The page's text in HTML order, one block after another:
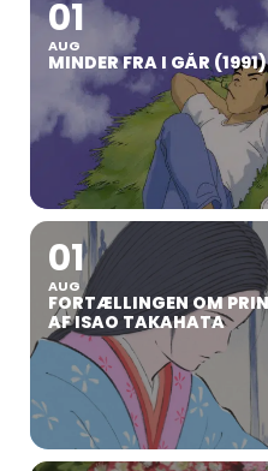
01
AUG
MINDER FRA I GÅR
01
AUG
FORTÆLLINGEN OM
AF ISAO TAKAHATA